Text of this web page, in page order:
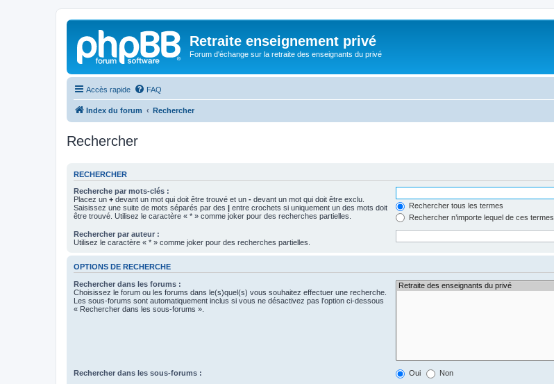
Retraite enseignement privé
Forum d'échange sur la retraite des enseignants du privé
Accès rapide FAQ
Index du forum Rechercher
Rechercher
RECHERCHER
Recherche par mots-clés :
Placez un + devant un mot qui doit être trouvé et un - devant un mot qui doit être exclu.
Saisissez une suite de mots séparés par des | entre crochets si uniquement un des mots doit
être trouvé. Utilisez le caractère « * » comme joker pour des recherches partielles.
Rechercher tous les termes
Rechercher n’importe lequel de ces termes
Rechercher par auteur :
Utilisez le caractère « * » comme joker pour des recherches partielles.
OPTIONS DE RECHERCHE
Rechercher dans les forums :
Choisissez le forum ou les forums dans le(s)quel(s) vous souhaitez effectuer une recherche.
Les sous-forums sont automatiquement inclus si vous ne désactivez pas l’option ci-dessous
« Rechercher dans les sous-forums ».
Rechercher dans les sous-forums : Oui Non